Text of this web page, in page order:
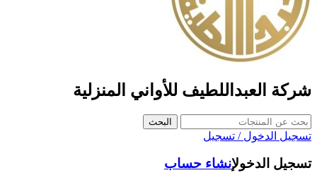
شركة العبداللطيف للأواني المنزلية
البحث
تسجيل الدخول / تسجيل
تسجيل الدخولإنشاء حساب